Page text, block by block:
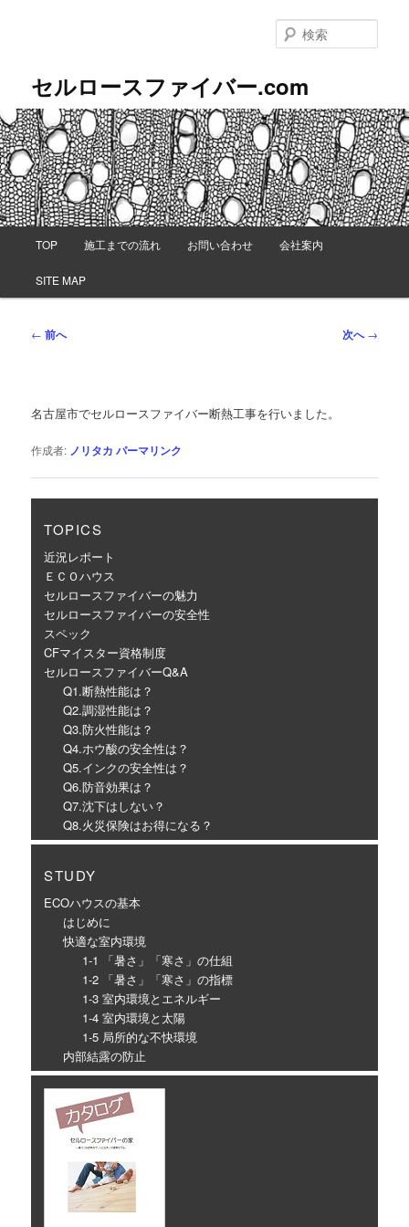
ン
ツ
へ
移
動
セルロースファイバー.com
索
TOP 施工までの流れ お問い合わせ 会社案内
SITE MAP
投
ゲ
シ
← 前へ 次へ→
名古屋市でセルロースファイバー断熱工事を行いました。
作成者: ノリタカ パーマリンク
TOPICS
近況レポート
ＥＣＯハウス
セルロースファイバーの魅力
セルロースファイバーの安全性
スペック
CFマイスター資格制度
セルロースファイバーQ&A
Q1.断熱性能は？
Q2.調湿性能は？
Q3.防火性能は？
Q4.ホウ酸の安全性は？
Q5.インクの安全性は？
Q6.防音効果は？
Q7.沈下はしない？
Q8.火災保険はお得になる？
STUDY
ECOハウスの基本
はじめに
快適な室内環境
1-1 「暑さ」「寒さ」の仕組
1-2 「暑さ」「寒さ」の指標
1-3 室内環境とエネルギー
1-4 室内環境と太陽
1-5 局所的な不快環境
内部結露の防止